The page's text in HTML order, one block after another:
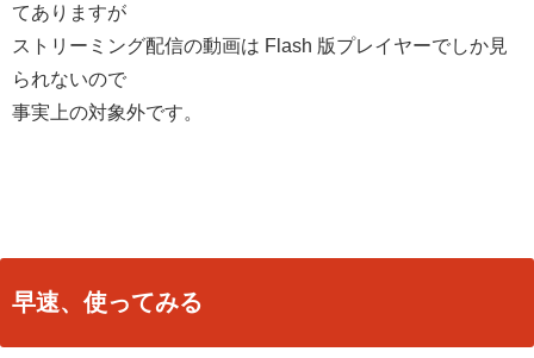
てありますが
ストリーミング配信の動画は Flash 版プレイヤーでしか見
られないので
事実上の対象外です。
早速、使ってみる